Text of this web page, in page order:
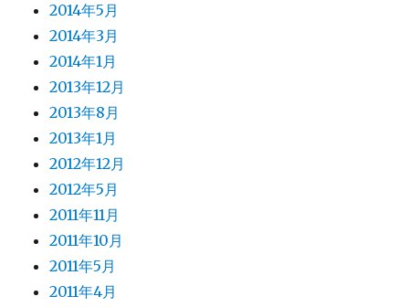
2014年5月
2014年3月
2014年1月
2013年12月
2013年8月
2013年1月
2012年12月
2012年5月
2011年11月
2011年10月
2011年5月
2011年4月